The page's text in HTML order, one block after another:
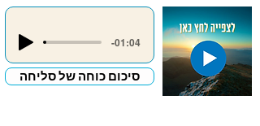
-01:04
סיכום כוחה של סליחה